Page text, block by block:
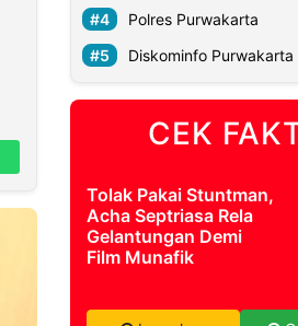
Polres Purwakarta
Diskominfo Purwakarta
CEK
Tolak Pakai Stuntman,
Acha Septriasa Rela
Gelantungan Demi
Film Munafik